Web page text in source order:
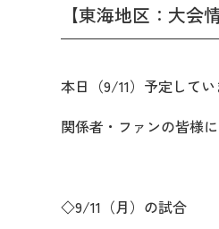
【東海地区：大会
本日（9/11）予定して
関係者・ファンの皆様
◇9/11（月）の試合